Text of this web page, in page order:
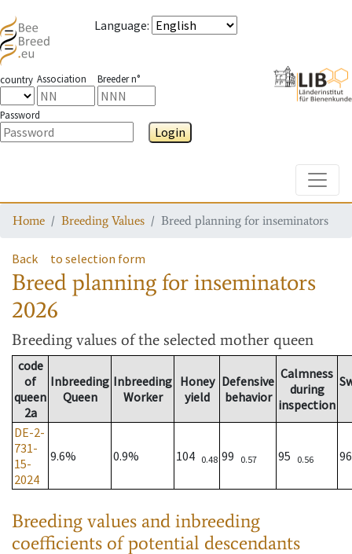
Language:
country Association Breeder n°
Password
Login
Home Breeding Values Breed planning for inseminators
Back to selection form
Breed planning for inseminators
2026
Breeding values of the selected mother queen
code
of
queen
2a
Inbreeding
Queen
Inbreeding
Worker
Honey
yield
Defensive
behavior
Calmness
during
inspection
DE-2-
731-
15-
2024
9.6% 0.9% 104 0.48 99 0.57 95 0.56
Breeding values and inbreeding
coefficients of potential descendants